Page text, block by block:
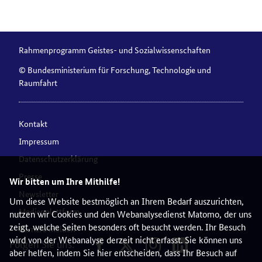
Wir bitten um Ihre Mithilfe!
Um diese Website bestmöglich an Ihrem Bedarf auszurichten,
nutzen wir Cookies und den Webanalysedienst Matomo, der uns
zeigt, welche Seiten besonders oft besucht werden. Ihr Besuch
wird von der Webanalyse derzeit nicht erfasst. Sie können uns
aber helfen, indem Sie hier entscheiden, dass Ihr Besuch auf
Rahmenprogramm Geistes- und Sozialwissenschaften
© Bundesministerium für Forschung, Technologie und
Raumfahrt
Kontakt
Impressum
Datenschutzerklärung
Presse
Newsletter
Medienplattform
Barriere melden
Folgen Sie uns: